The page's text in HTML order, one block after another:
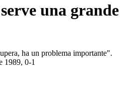
una grande
ha un problema importante".
1989, 0-1